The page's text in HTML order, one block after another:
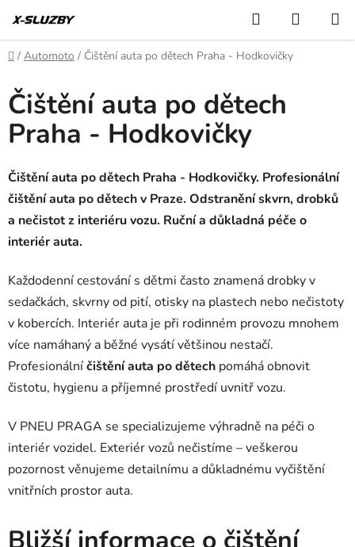
na
obsah
Hledat
KOŠÍK
Domů
/ Automoto / Čištění auta po dětech Praha - Hodkovičky
Čištění auta po dětech
Praha - Hodkovičky
Čištění auta po dětech Praha - Hodkovičky. Profesionální
čištění auta po dětech v Praze. Odstranění skvrn, drobků
a nečistot z interiéru vozu. Ruční a důkladná péče o
interiér auta.
Každodenní cestování s dětmi často znamená drobky v
sedačkách, skvrny od pití, otisky na plastech nebo nečistoty
v kobercích. Interiér auta je při rodinném provozu mnohem
více namáhaný a běžné vysátí většinou nestačí.
Profesionálníčištění auta po dětech pomáhá obnovit
čistotu, hygienu a příjemné prostředí uvnitř vozu.
V PNEU PRAGA se specializujeme výhradně na péči o
interiér vozidel. Exteriér vozů nečistíme – veškerou
pozornost věnujeme detailnímu a důkladnému vyčištění
vnitřních prostor auta.
Bližší informace o čištění